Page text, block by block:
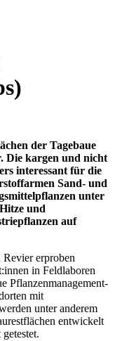
der Tagebaue
Die kargen und nicht
interessant für die
Sand- und
unter
und
auf
erproben
in Feldlaboren
Pflanzenmanagement-
mit
unter anderem
entwickelt